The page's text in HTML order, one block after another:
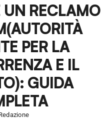
UN RECLAMO
PER LA
E IL
GUIDA